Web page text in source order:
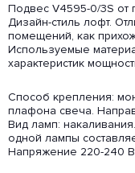
Подвес V4595-0/3S от
Дизайн-стиль лофт.
помещений, как
Используемые
характеристик
Способ крепления:
плафона свеча.
Вид ламп:
одной лампы
Напряжение 220-240